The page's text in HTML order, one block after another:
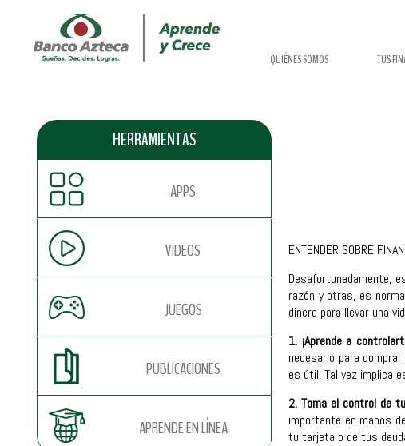
QUIÉNES SOMOS TUS
HERRAMIENTAS
APPS
VIDEOS
JUEGOS
PUBLICACIONES
APRENDE EN LÍNEA
ENTENDER SOBRE
Desafortunadamente,
razón y otras, es
dinero para llevar una
1. ¡Aprende a
necesario para
es útil. Tal vez implica
2. Toma el control de
importante en manos
tu tarjeta o de tus